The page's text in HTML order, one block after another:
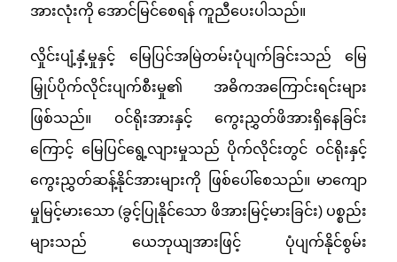
အားလုံးကို အောင်မြင်စေရန် ကူညီပေးပါသည်။
လှိုင်းပျံ့နှံ့မှုနှင့် မြေပြင်အမြဲတမ်းပုံပျက်ခြင်းသည် မြေ
မြှုပ်ပိုက်လိုင်းပျက်စီးမှု၏ အဓိကအကြောင်းရင်းများ
ဖြစ်သည်။ ဝင်ရိုးအားနှင့် ကွေးညွှတ်ဖိအားရှိနေခြင်း
ကြောင့် မြေပြင်ရွေ့လျားမှုသည် ပိုက်လိုင်းတွင် ဝင်ရိုးနှင့်
ကွေးညွှတ်ဆန့်နိုင်အားများကို ဖြစ်ပေါ်စေသည်။ မာကျော
မှုမြင့်မားသော (ခွင့်ပြုနိုင်သော ဖိအားမြင့်မားခြင်း) ပစ္စည်း
များသည် ယေဘုယျအားဖြင့် ပုံပျက်နိုင်စွမ်း